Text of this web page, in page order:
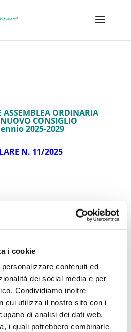
i cookie
contenuti ed
dei social media e per
Condividiamo inoltre
cui utilizza il nostro sito con i
di analisi dei dati web,
i quali potrebbero combinarle
ASSEMBLEA ORDINARIA
CONSIGLIO
2025-2029
N. 11/2025
gli studenti del Pacinotti
campo
dopo il decreto “salva
alle 18.30